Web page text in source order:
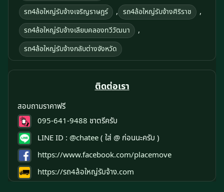
รถ4ล้อใหญ่รับจ้างเจริญราษฏร์ , รถ4ล้อใหญ่รับจ้างศิริราช ,
รถ4ล้อใหญ่รับจ้างเลียบคลองทวีวัฒนา ,
รถ4ล้อใหญ่รับจ้างกลับต่างจังหวัด
ติดต่อเรา
สอบถามราคาฟรี
095-641-9488 ชาตรีครับ
LINE ID : @chatee( ใส่ @ ก่อนนะครับ )
https://www.facebook.com/placemove
https://รถ4ล้อใหญ่รับจ้าง.com